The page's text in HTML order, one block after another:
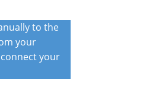
to the
your
your